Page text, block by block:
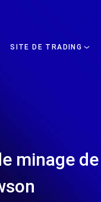
SITE DE TRADING
minage de